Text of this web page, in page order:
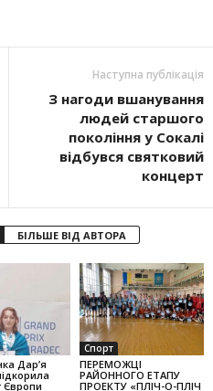
Наступна публікація
З нагоди вшанування
людей старшого
покоління у Сокалі
відбувся святковий
концерт
БІЛЬШЕ ВІД АВТОРА
Дар’я
Європи
Спорт
ПЕРЕМОЖЦІ
РАЙОННОГО ЕТАПУ
ПРОЕКТУ «ПЛІЧ-О-ПЛІЧ